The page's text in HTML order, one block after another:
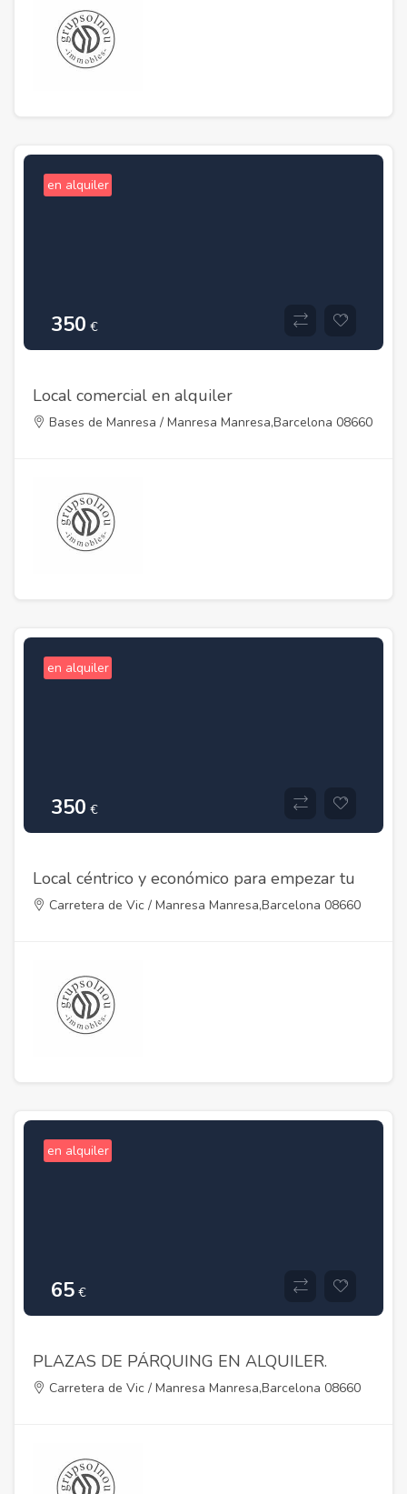
en alquiler
350 €
Local comercial en alquiler
Bases de Manresa / Manresa Manresa,Barcelona 08660
en alquiler
350 €
Local céntrico y económico para empezar tu
negocio.
Carretera de Vic / Manresa Manresa,Barcelona 08660
en alquiler
65 €
PLAZAS DE PÁRQUING EN ALQUILER.
Carretera de Vic / Manresa Manresa,Barcelona 08660